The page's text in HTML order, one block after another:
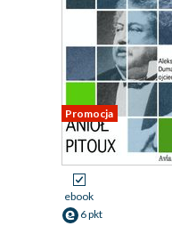
Promocja
ebook
6 pkt